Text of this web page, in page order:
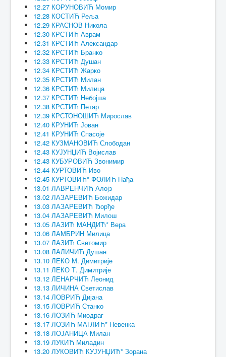
12.27 КОРУНОВИЋ Момир
12.28 КОСТИЋ Реља
12.29 КРАСНОВ Никола
12.30 КРСТИЋ Аврам
12.31 КРСТИЋ Александар
12.32 КРСТИЋ Бранко
12.33 КРСТИЋ Душан
12.34 КРСТИЋ Жарко
12.35 КРСТИЋ Милан
12.36 КРСТИЋ Милица
12.37 КРСТИЋ Небојша
12.38 КРСТИЋ Петар
12.39 КРСТОНОШИЋ Мирослав
12.40 КРУНИЋ Јован
12.41 КРУНИЋ Спасоје
12.42 КУЗМАНОВИЋ Слободан
12.43 КУЈУНЏИЋ Војислав
12.43 КУБУРОВИЋ Звонимир
12.44 КУРТОВИЋ Иво
12.45 КУРТОВИЋ* ФОЛИЋ Нађа
13.01 ЛАВРЕНЧИЋ Алојз
13.02 ЛАЗАРЕВИЋ Божидар
13.03 ЛАЗАРЕВИЋ Ђорђе
13.04 ЛАЗАРЕВИЋ Милош
13.05 ЛАЗИЋ МАНДИЋ* Вера
13.06 ЛАМБРИН Милица
13.07 ЛАЗИЋ Светомир
13.08 ЛАЛИЧИЋ Душан
13.10 ЛЕКО М. Димитрије
13.11 ЛЕКО Т. Димитрије
13.12 ЛЕНАРЧИЋ Леонид
13.13 ЛИЧИНА Светислав
13.14 ЛОВРИЋ Дијана
13.15 ЛОВРИЋ Станко
13.16 ЛОЗИЋ Миодраг
13.17 ЛОЗИЋ МАГЛИЋ* Невенка
13.18 ЛОЈАНИЦА Милан
13.19 ЛУКИЋ Миладин
13.20 ЛУКОВИЋ КУЈУНЏИЋ* Зорана